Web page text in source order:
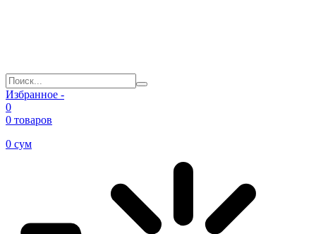
Избранное -
0
0 товаров
0 сум